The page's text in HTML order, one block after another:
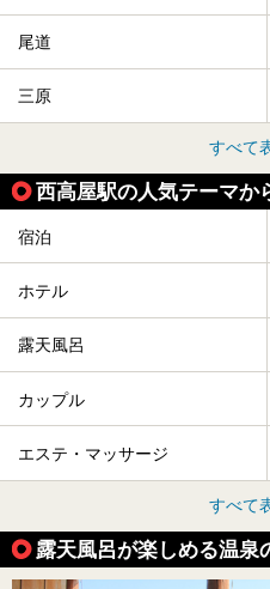
尾道
三原
すべて
西高屋駅の人気テーマか
宿泊
ホテル
露天風呂
カップル
エステ・マッサージ
すべて
露天風呂が楽しめる温泉